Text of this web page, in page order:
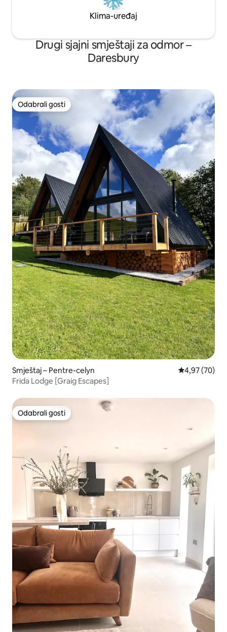
Klima-uređaj
Drugi sjajni smještaji za odmor –
Daresbury
Odabrali gosti
Odabrali gosti
Smještaj – Pentre-celyn Prosječna
4,97 (70)
Frida Lodge [Graig Escapes]
Odabrali gosti
Odabrali gosti